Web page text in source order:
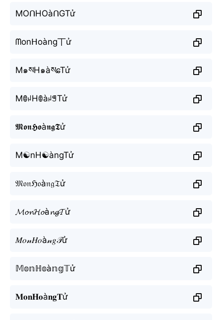
MOᑎHOàᑎGTử
ᗰonᕼoàng丅ử
M๑སH๑àསɕTử
MꂦꈤHꂦàꈤꁅTử
𝕸𝖔𝖓𝕳𝖔à𝖓𝖌𝕿ử
M☯nH☯àngTử
𝔐𝔬𝔫ℌ𝔬à𝔫𝔤𝔗ử
𝓜𝓸𝓷𝓗𝓸à𝓷𝓰𝓣ử
𝑀𝑜𝓃𝐻𝑜à𝓃𝑔𝒯ử
𝕄𝕠𝕟ℍ𝕠à𝕟𝕘𝕋ử
𝐌𝐨𝐧𝐇𝐨à𝐧𝐠𝐓ử